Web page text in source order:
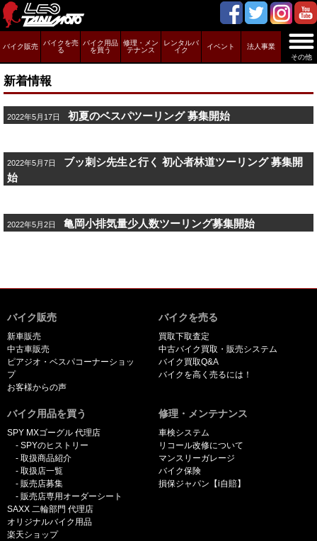
その他
バイク販売
バイクを売
る
バイク用品
を買う
修理・メン
テナンス
レンタルバ
イク
イベント 法人事業
新着情報
2022年5月17日 初夏のベスパツーリング 募集開始
2022年5月7日
ブッ刺シ先生と行く 初心者林道ツーリング 募集開
始
2022年5月2日 亀岡小排気量少人数ツーリング募集開始
バイク販売
新車販売
中古車販売
ピアジオ・ベスパコーナーショッ
プ
お客様からの声
バイクを売る
買取下取査定
中古バイク買取・販売システム
バイク買取Q&A
バイクを高く売るには！
バイク用品を買う
SPY MXゴーグル 代理店
SPYのヒストリー
取扱商品紹介
取扱店一覧
販売店募集
販売店専用オーダーシート
SAXX 二輪部門 代理店
オリジナルバイク用品
楽天ショップ
修理・メンテナンス
車検システム
リコール改修について
マンスリーガレージ
バイク保険
損保ジャパン【i自賠】